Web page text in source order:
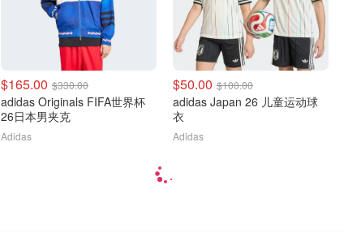
$165.00 $330.00
adidas Originals FIFA世界杯
26日本男夹克
Adidas
$50.00 $100.00
adidas Japan 26 儿童运动球
衣
Adidas